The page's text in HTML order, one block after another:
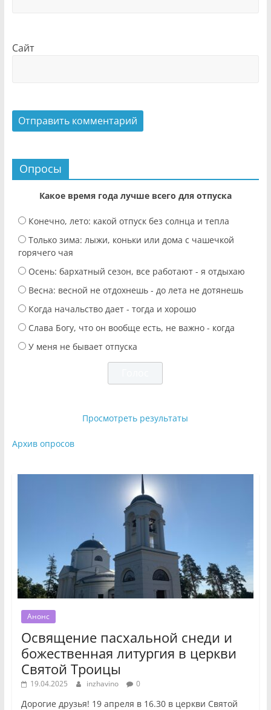
Сайт
Опросы
Какое время года лучше всего для отпуска
Конечно, лето: какой отпуск без солнца и тепла
Только зима: лыжи, коньки или дома с чашечкой
горячего чая
Осень: бархатный сезон, все работают - я отдыхаю
Весна: весной не отдохнешь - до лета не дотянешь
Когда начальство дает - тогда и хорошо
Слава Богу, что он вообще есть, не важно - когда
У меня не бывает отпуска
Просмотреть результаты
Архив опросов
Анонс
Освящение пасхальной снеди и
божественная литургия в церкви
Святой Троицы
19.04.2025 inzhavino 0
Дорогие друзья! 19 апреля в 16.30 в церкви Святой